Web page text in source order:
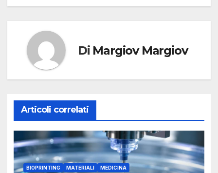
Di Margiov Margiov
Articoli correlati
BIOPRINTING MATERIALI MEDICINA